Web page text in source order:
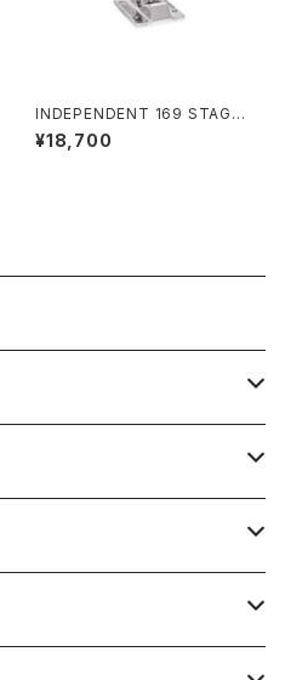
INDEPENDENT 169 STAGE
11 FORGED TITANIUM STA
NDARD SKATEBOARD TRU
¥18,700